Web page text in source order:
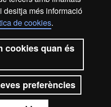
més informació
de cookies.
cookies quan és
preferències
consulta de cadascuna de les
Autònoma de